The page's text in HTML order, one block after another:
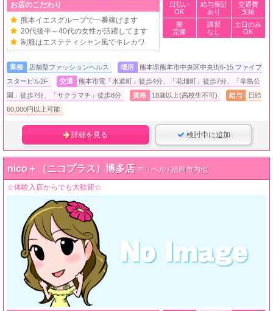
お店のこだわり
熊本イエスグループで一番稼げます
20代後半～40代の女性が活躍してます
制服はエステティシャン風でキレカワ
日払い
OK
給与保証
あり
交通費
支給
寮
完備
講習
なし
土日のみ
OK
業種 店舗型ファッションヘルス 場所
熊本県熊本市中央区中央街6-15 ファイブ
スタービル2F
交通
熊本市電「水道町」徒歩4分、「花畑町」徒歩7分、「辛島公
園」徒歩7分、「サクラマチ」徒歩8分
資格 18歳以上(高校生不可) 給与
日給
60,000円以上可能
詳細を見る 検討中に追加
nico＋（ニコプラス）博多店 デリヘル / 福岡市内他
☆体験入店からでも大歓迎☆